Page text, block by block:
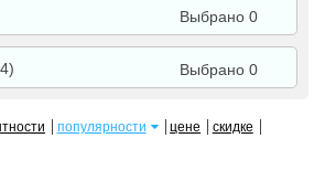
Выбрано 0
Выбрано 0
популярности цене
скидке